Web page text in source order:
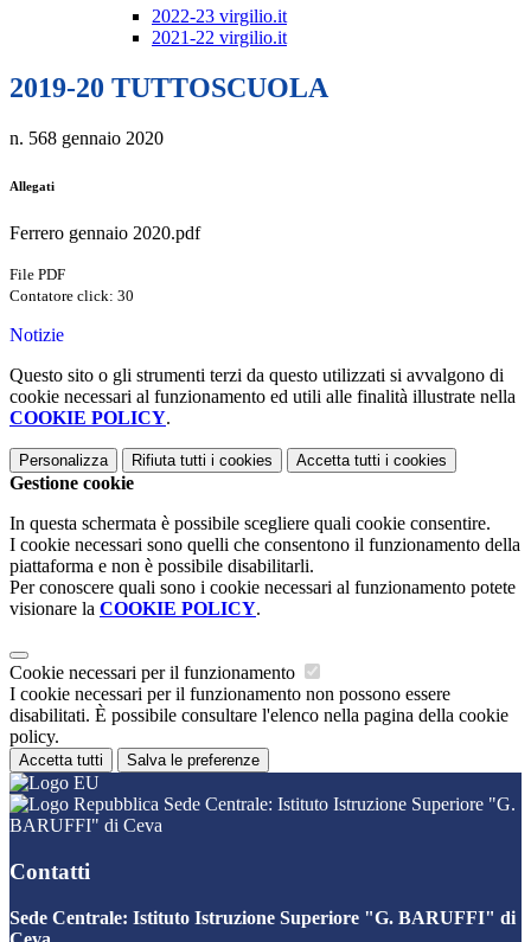
2022-23 virgilio.it
2021-22 virgilio.it
2019-20 TUTTOSCUOLA
n. 568 gennaio 2020
Allegati
Ferrero gennaio 2020.pdf
File PDF
Contatore click: 30
Notizie
Questo sito o gli strumenti terzi da questo utilizzati si avvalgono di
cookie necessari al funzionamento ed utili alle finalità illustrate nella
COOKIE POLICY.
Personalizza Rifiuta tutti i cookies Accetta tutti i cookies
Gestione cookie
In questa schermata è possibile scegliere quali cookie consentire.
I cookie necessari sono quelli che consentono il funzionamento della
piattaforma e non è possibile disabilitarli.
Per conoscere quali sono i cookie necessari al funzionamento potete
visionare la COOKIE POLICY.
Cookie necessari per il funzionamento
I cookie necessari per il funzionamento non possono essere
disabilitati. È possibile consultare l'elenco nella pagina della cookie
policy.
Accetta tutti Salva le preferenze
Sede Centrale: Istituto Istruzione Superiore "G.
BARUFFI" di Ceva
Contatti
Sede Centrale: Istituto Istruzione Superiore "G. BARUFFI" di